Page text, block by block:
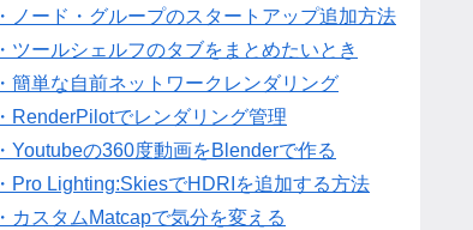
・ノード・グループのスタートアップ追加方法
・ツールシェルフのタブをまとめたいとき
・簡単な自前ネットワークレンダリング
・RenderPilotでレンダリング管理
・Youtubeの360度動画をBlenderで作る
・Pro Lighting:SkiesでHDRIを追加する方法
・カスタムMatcapで気分を変える